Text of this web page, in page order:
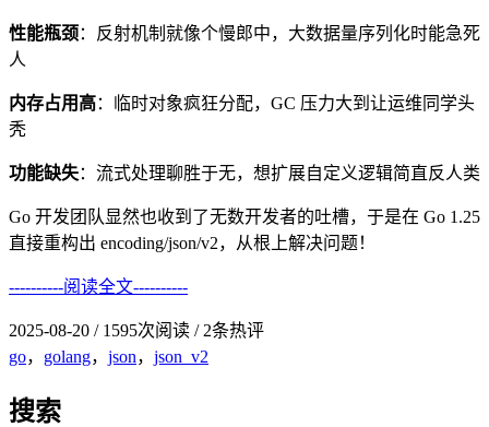
性能瓶颈：反射机制就像个慢郎中，大数据量序列化时能急死
人
内存占用高：临时对象疯狂分配，GC 压力大到让运维同学头
秃
功能缺失：流式处理聊胜于无，想扩展自定义逻辑简直反人类
Go 开发团队显然也收到了无数开发者的吐槽，于是在 Go 1.25
直接重构出 encoding/json/v2，从根上解决问题！
----------阅读全文----------
2025-08-20 / 1595次阅读 / 2条热评
go， golang， json， json_v2
搜索